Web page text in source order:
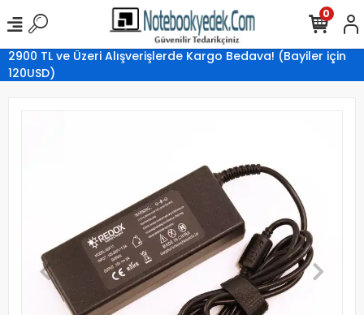
2900 TL ve Üzeri Alışverişlerde Kargo Bedava! (Bayiler için
120USD)
0